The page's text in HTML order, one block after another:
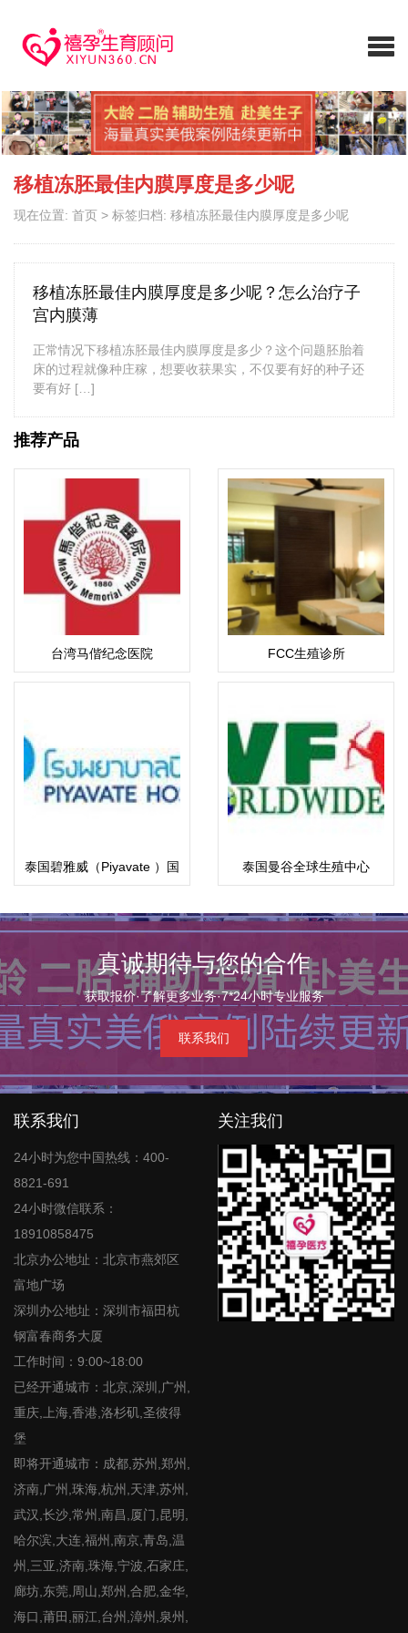
移植冻胚最佳内膜厚度是多少呢
现在位置: 首页 > 标签归档: 移植冻胚最佳内膜厚度是多少呢
移植冻胚最佳内膜厚度是多少呢？怎么治疗子
宫内膜薄
正常情况下移植冻胚最佳内膜厚度是多少？这个问题胚胎着
床的过程就像种庄稼，想要收获果实，不仅要有好的种子还
要有好 […]
推荐产品
台湾马偕纪念医院 FCC生殖诊所
泰国碧雅威（Piyavate ）国
际医院
泰国曼谷全球生殖中心
真诚期待与您的合作
获取报价·了解更多业务·7*24小时专业服务
联系我们
联系我们
24小时为您中国热线：400-
8821-691
24小时微信联系：
18910858475
北京办公地址：北京市燕郊区
富地广场
深圳办公地址：深圳市福田杭
钢富春商务大厦
工作时间：9:00~18:00
已经开通城市：北京,深圳,广州,
重庆,上海,香港,洛杉矶,圣彼得
堡
即将开通城市：成都,苏州,郑州,
济南,广州,珠海,杭州,天津,苏州,
武汉,长沙,常州,南昌,厦门,昆明,
哈尔滨,大连,福州,南京,青岛,温
州,三亚,济南,珠海,宁波,石家庄,
廊坊,东莞,周山,郑州,合肥,金华,
海口,莆田,丽江,台州,漳州,泉州,
关注我们